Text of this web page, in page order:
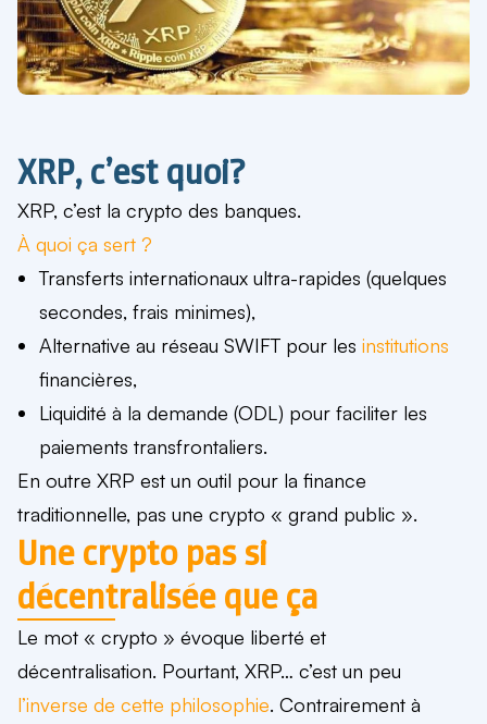
XRP, c’est quoi?
XRP, c’est la crypto des banques.
À quoi ça sert ?
Transferts internationaux ultra-rapides (quelques
secondes, frais minimes),
Alternative au réseau SWIFT pour les institutions
financières,
Liquidité à la demande (ODL) pour faciliter les
paiements transfrontaliers.
En outre XRP est un outil pour la finance
traditionnelle, pas une crypto « grand public ».
Une crypto pas si
décentralisée que ça
Le mot « crypto » évoque liberté et
décentralisation. Pourtant, XRP… c’est un peu
l’inverse de cette philosophie. Contrairement à